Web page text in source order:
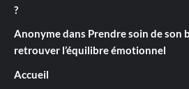
?
Anonymedans Prendre soin de son
retrouver l’équilibre émotionnel
Accueil